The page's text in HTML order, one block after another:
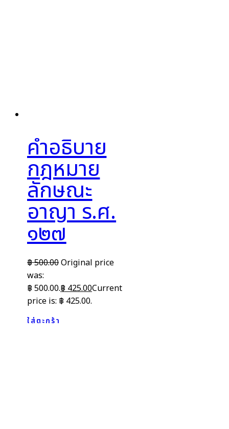
คำอธิบาย
กฎหมาย
ลักษณะ
อาญา ร.ศ.
๑๒๗
฿500.00Original price
was:
฿ 500.00.฿425.00Current
price is: ฿ 425.00.
ใส่ตะกร้า